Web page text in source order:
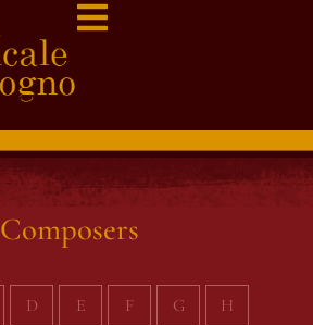
Composers
D E F G H